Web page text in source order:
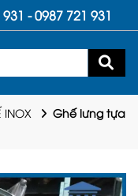
-0987 721 931
INOX
Ghế lưng tựa